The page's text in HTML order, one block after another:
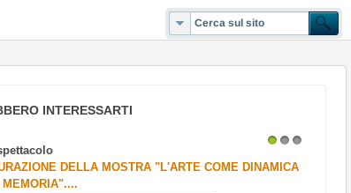
INTERESSARTI
DELLA MOSTRA "L'ARTE COME DINAMICA
MEMORIA"....